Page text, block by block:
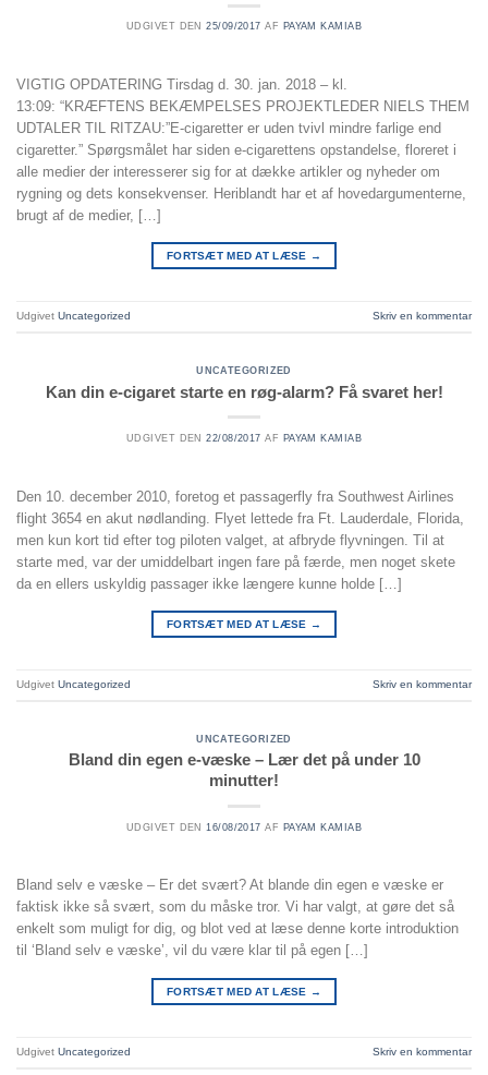
UDGIVET DEN25/09/2017 AF PAYAM KAMIAB
VIGTIG OPDATERING Tirsdag d. 30. jan. 2018 – kl.
13:09: “KRÆFTENS BEKÆMPELSES PROJEKTLEDER NIELS THEM
UDTALER TIL RITZAU:”E-cigaretter er uden tvivl mindre farlige end
cigaretter.” Spørgsmålet har siden e-cigarettens opstandelse, floreret i
alle medier der interesserer sig for at dække artikler og nyheder om
rygning og dets konsekvenser. Heriblandt har et af hovedargumenterne,
brugt af de medier, […]
FORTSÆT MED AT LÆSE →
Udgivet Uncategorized Skriv en kommentar
UNCATEGORIZED
Kan din e-cigaret starte en røg-alarm? Få svaret her!
UDGIVET DEN22/08/2017 AF PAYAM KAMIAB
Den 10. december 2010, foretog et passagerfly fra Southwest Airlines
flight 3654 en akut nødlanding. Flyet lettede fra Ft. Lauderdale, Florida,
men kun kort tid efter tog piloten valget, at afbryde flyvningen. Til at
starte med, var der umiddelbart ingen fare på færde, men noget skete
da en ellers uskyldig passager ikke længere kunne holde […]
FORTSÆT MED AT LÆSE →
Udgivet Uncategorized Skriv en kommentar
UNCATEGORIZED
Bland din egen e-væske – Lær det på under 10
minutter!
UDGIVET DEN16/08/2017 AF PAYAM KAMIAB
Bland selv e væske – Er det svært? At blande din egen e væske er
faktisk ikke så svært, som du måske tror. Vi har valgt, at gøre det så
enkelt som muligt for dig, og blot ved at læse denne korte introduktion
til ‘Bland selv e væske’, vil du være klar til på egen […]
FORTSÆT MED AT LÆSE →
Udgivet Uncategorized Skriv en kommentar